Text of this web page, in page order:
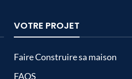
VOTRE PROJET
Faire Construire sa maison
FAQS